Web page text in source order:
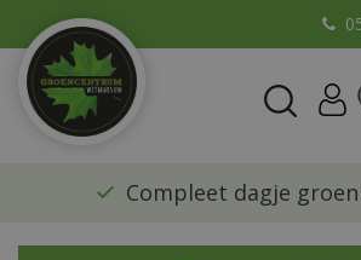
a
​Compleet dagje